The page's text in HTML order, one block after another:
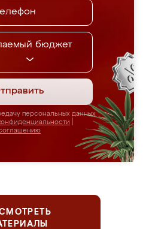
бюджет
персональных данных